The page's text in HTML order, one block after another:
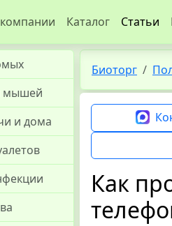
Каталог Статьи
мышей
и дома
Биоторг
Как